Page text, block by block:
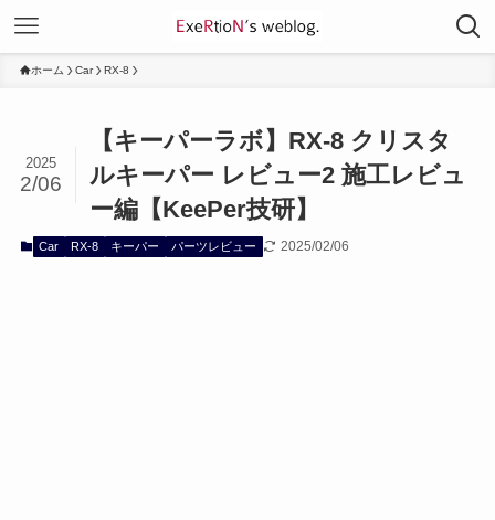
ホーム Car RX-8
【キーパーラボ】RX-8 クリスタ
ルキーパー レビュー2 施工レビュ
ー編【KeePer技研】
2025
2/06
Car RX-8 キーパー パーツレビュー 2025/02/06